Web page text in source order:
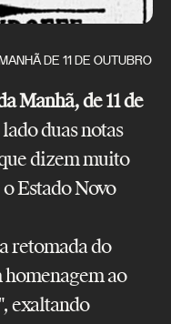
DE 11 DE OUTUBRO
Manhã, de 11 de
duas notas
dizem muito
Estado Novo
retomada do
homenagem ao
exaltando